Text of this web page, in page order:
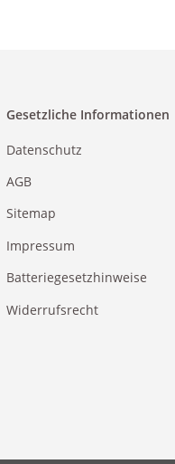
Gesetzliche Informationen
Datenschutz
AGB
Sitemap
Impressum
Batteriegesetzhinweise
Widerrufsrecht